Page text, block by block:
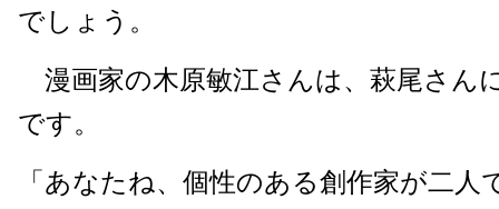
でしょう。
漫画家の木原敏江さんは、萩尾さん
です。
「あなたね、個性のある創作家が二人